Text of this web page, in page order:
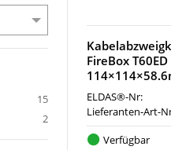
15
2
FireBox
ELDAS®-Nr:
Lieferanten-Art-
Verfügbar